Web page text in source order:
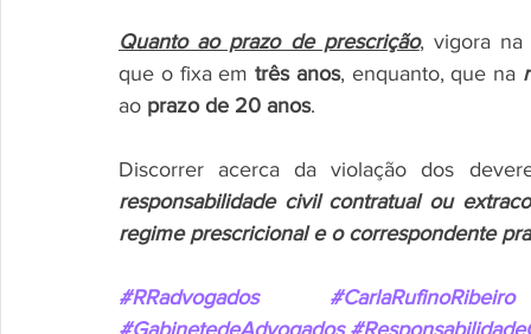
Quanto ao prazo de prescrição, vigora
que o fixa em três anos, enquanto, que na
ao prazo de 20 anos.
Discorrer acerca da violação dos
responsabilidade civil contratual ou
regime prescricional e o correspondente
#RRadvogados
#CarlaRufinoRibeiro
#GabinetedeAdvogados